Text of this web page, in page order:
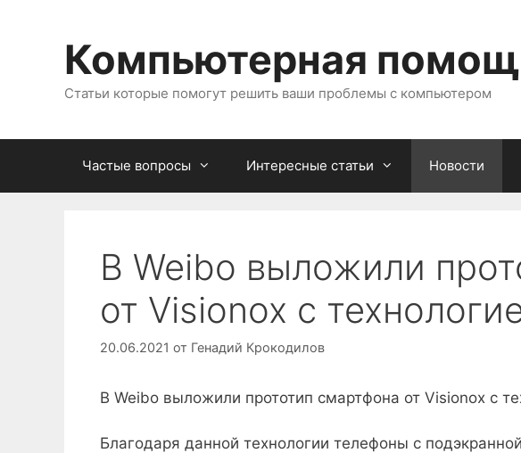
содержимомуКомпьютерная
Статьи которые помогут решить ваши проблемы с компьютером
Частые вопросы Интересные статьи Новости
В Weibo выложили
от Visionox с
20.06.2021 от Генадий Крокодилов
В Weibo выложили прототип смартфона от Visionox с
Благодаря данной технологии телефоны с